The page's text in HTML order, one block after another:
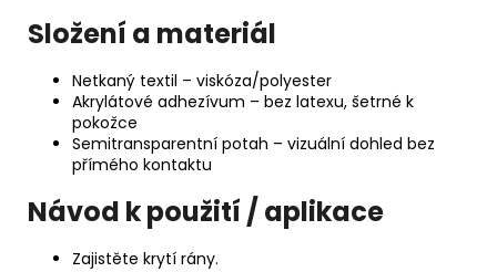
Složení a materiál
Netkaný textil – viskóza/polyester
Akrylátové adhezívum – bez latexu, šetrné k
pokožce
Semitransparentní potah – vizuální dohled bez
přímého kontaktu
Návod k použití / aplikace
Zajistěte krytí rány.